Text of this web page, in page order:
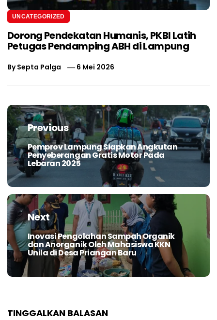
UNCATEGORIZED
Dorong Pendekatan Humanis, PKBI Latih
Petugas Pendamping ABH di Lampung
BySepta Palga 6 Mei 2026
Navigasi
posPrevious
Previous
post:
Pemprov Lampung Siapkan Angkutan
Penyeberangan Gratis Motor Pada
Lebaran 2025
Next
Next
post:
Inovasi Pengolahan Sampah Organik
dan Anorganik Oleh Mahasiswa KKN
Unila di Desa Priangan Baru
TINGGALKAN BALASAN